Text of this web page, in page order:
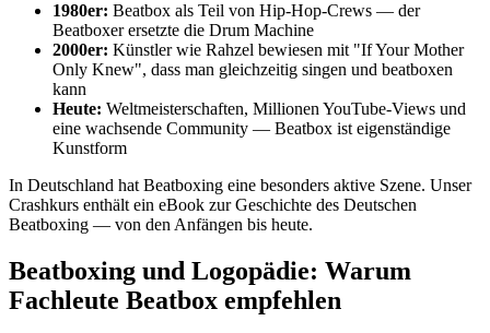
1980er: Beatbox als Teil von Hip-Hop-Crews — der
Beatboxer ersetzte die Drum Machine
2000er: Künstler wie Rahzel bewiesen mit "If Your Mother
Only Knew", dass man gleichzeitig singen und beatboxen
kann
Heute: Weltmeisterschaften, Millionen YouTube-Views und
eine wachsende Community — Beatbox ist eigenständige
Kunstform
In Deutschland hat Beatboxing eine besonders aktive Szene. Unser
Crashkurs enthält ein eBook zur Geschichte des Deutschen
Beatboxing — von den Anfängen bis heute.
Beatboxing und Logopädie: Warum
Fachleute Beatbox empfehlen